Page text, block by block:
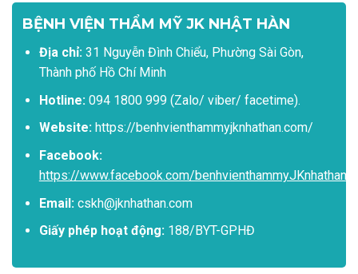
BỆNH VIỆN THẨM MỸ JK NHẬT HÀN
Địa chỉ:31 Nguyễn Đình Chiểu, Phường Sài Gòn,
Thành phố Hồ Chí Minh
Hotline:094 1800 999 (Zalo/ viber/ facetime).
Website:https://benhvienthammyjknhathan.com/
Facebook:
https://www.facebook.com/benhvienthammyJKnhathan
Email:cskh@jknhathan.com
Giấy phép hoạt động:188/BYT-GPHĐ